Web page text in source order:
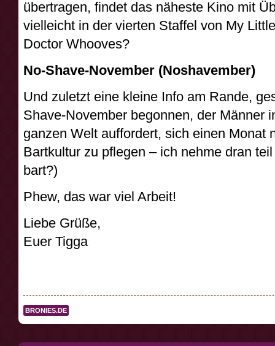
übertragen, findet das näheste Kino mit
vielleicht in der vierten Staffel von My
Doctor Whooves?
No-Shave-November (Noshavember)
Und zuletzt eine kleine Info am Rande,
Shave-November begonnen, der Männer
ganzen Welt auffordert, sich einen Monat
Bartkultur zu pflegen – ich nehme dran
bart?)
Phew, das war viel Arbeit!
Liebe Grüße,
Euer Tigga
BRONIES.DE